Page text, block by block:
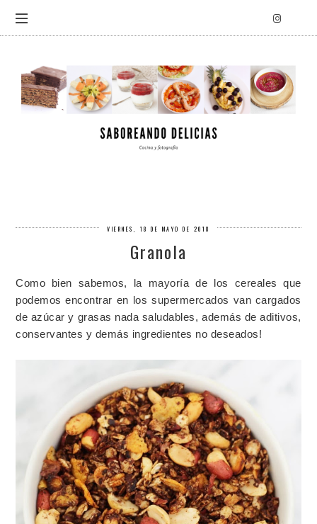
VIERNES, 18 DE MAYO DE 2018
Granola
Como bien sabemos, la mayoría de los cereales que
podemos encontrar en los supermercados van cargados
de azúcar y grasas nada saludables, además de aditivos,
conservantes y demás ingredientes no deseados!